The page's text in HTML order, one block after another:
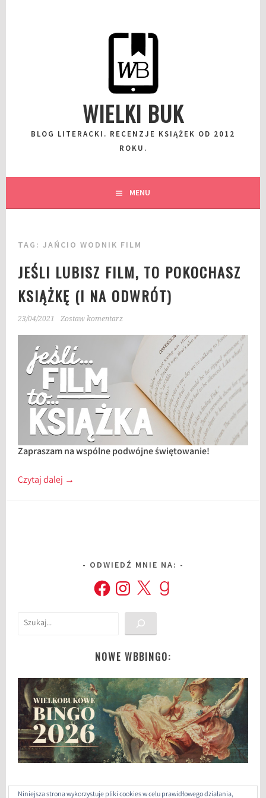
WIELKI BUK
BLOG LITERACKI. RECENZJE KSIĄŻEK OD 2012
ROKU.
MENU
TAG:JAŃCIO WODNIK FILM
JEŚLI LUBISZ FILM, TO POKOCHASZ
KSIĄŻKĘ (I NA ODWRÓT)
23/04/2021 Zostaw komentarz
Zapraszam na wspólne podwójne świętowanie!
Czytaj dalej →
ODWIEDŹ MNIE NA:
FacebookInstagram
X Goodreads
Szukaj
NOWE WBBINGO:
Niniejsza strona wykorzystuje pliki cookies w celu prawidłowego działania,